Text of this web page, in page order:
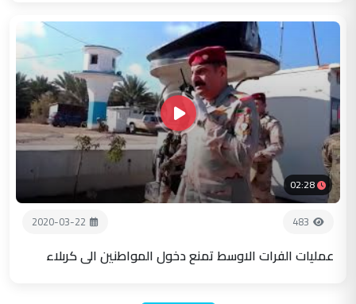
02:28
483
2020-03-22
عمليات الفرات الاوسط تمنع دخول المواطنين الى كربلاء